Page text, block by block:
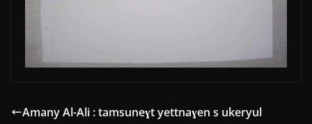
Amany Al-Ali : tamsuneɣt yettnaɣen s ukeryul